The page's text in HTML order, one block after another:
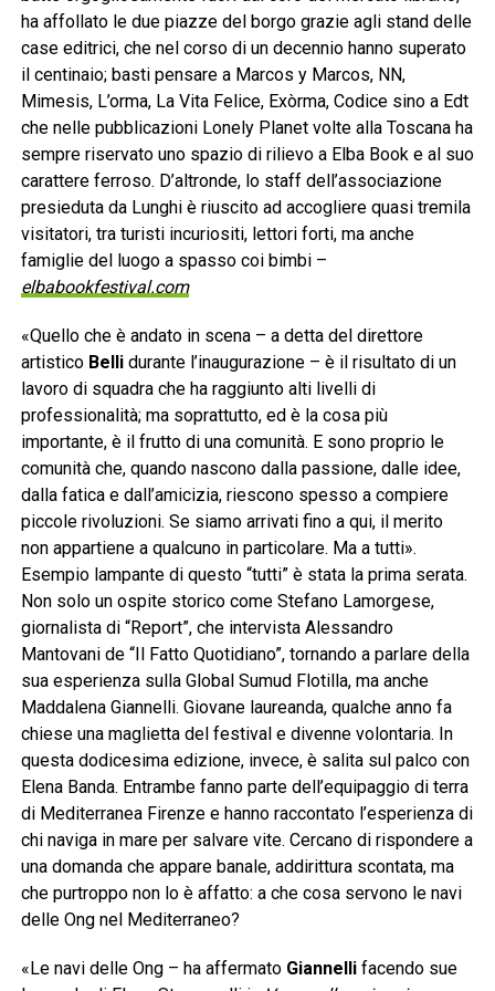
ha affollato le due piazze del borgo grazie agli stand delle
case editrici, che nel corso di un decennio hanno superato
il centinaio; basti pensare a Marcos y Marcos, NN,
Mimesis, L’orma, La Vita Felice, Exòrma, Codice sino a Edt
che nelle pubblicazioni Lonely Planet volte alla Toscana ha
sempre riservato uno spazio di rilievo a Elba Book e al suo
carattere ferroso. D’altronde, lo staff dell’associazione
presieduta da Lunghi è riuscito ad accogliere quasi tremila
visitatori, tra turisti incuriositi, lettori forti, ma anche
famiglie del luogo a spasso coi bimbi –
elbabookfestival.com
«Quello che è andato in scena – a detta del direttore
artistico Bellidurante l’inaugurazione – è il risultato di un
lavoro di squadra che ha raggiunto alti livelli di
professionalità; ma soprattutto, ed è la cosa più
importante, è il frutto di una comunità. E sono proprio le
comunità che, quando nascono dalla passione, dalle idee,
dalla fatica e dall’amicizia, riescono spesso a compiere
piccole rivoluzioni. Se siamo arrivati fino a qui, il merito
non appartiene a qualcuno in particolare. Ma a tutti».
Esempio lampante di questo “tutti” è stata la prima serata.
Non solo un ospite storico come Stefano Lamorgese,
giornalista di “Report”, che intervista Alessandro
Mantovani de “Il Fatto Quotidiano”, tornando a parlare della
sua esperienza sulla Global Sumud Flotilla, ma anche
Maddalena Giannelli. Giovane laureanda, qualche anno fa
chiese una maglietta del festival e divenne volontaria. In
questa dodicesima edizione, invece, è salita sul palco con
Elena Banda. Entrambe fanno parte dell’equipaggio di terra
di Mediterranea Firenze e hanno raccontato l’esperienza di
chi naviga in mare per salvare vite. Cercano di rispondere a
una domanda che appare banale, addirittura scontata, ma
che purtroppo non lo è affatto: a che cosa servono le navi
delle Ong nel Mediterraneo?
«Le navi delle Ong – ha affermato Giannellifacendo sue